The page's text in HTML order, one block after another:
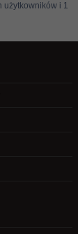
użytkowników i 1